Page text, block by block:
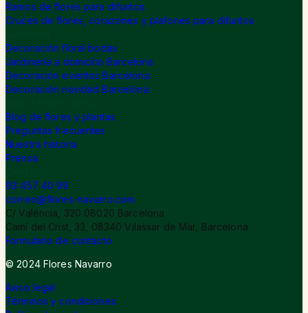
Ramos de flores para difuntos
Cruces de flores, corazones y plafones para difuntos
Decoración floral bodas
Jardinería a domicilio Barcelona
Decoración eventos Barcelona
Decoración navidad Barcelona
Blog de flores y plantas
Preguntas frecuentes
Nuestra historia
Prensa
93 457 40 99
correo@flores-navarro.com
C/ Valéncia, 320 08020 Barcelona
Camí del Crist, 33, 08340 Vilassar de Mar, Barcelona
Formulario de contacto
© 2024 Flores Navarro
Aviso legal
Términos y condiciones